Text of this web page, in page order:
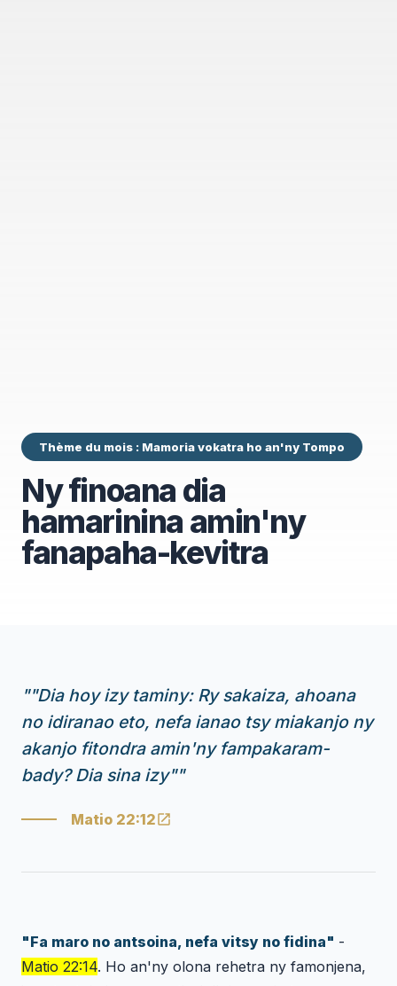
Thème du mois : Mamoria vokatra ho an'ny Tompo
Ny finoana dia
hamarinina amin'ny
fanapaha-kevitra
""Dia hoy izy taminy: Ry sakaiza, ahoana
no idiranao eto, nefa ianao tsy miakanjo ny
akanjo fitondra amin'ny fampakaram-
bady? Dia sina izy""
Matio 22:12
"Fa maro no antsoina, nefa vitsy no fidina" -
Matio 22:14. Ho an'ny olona rehetra ny famonjena,